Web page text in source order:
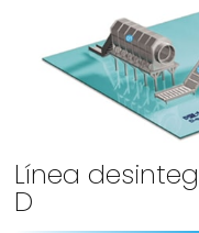
Línea
D